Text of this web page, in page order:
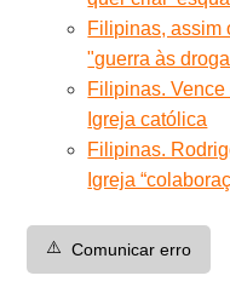
Filipinas, assim
"guerra às
Filipinas.
Igreja católica
Filipinas.
Igreja
⚠️ Comunicar erro